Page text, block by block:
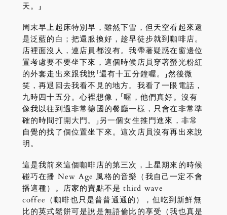
天。」
周末早上起床特別早，雖然下雪，但天空看起來還
是泛藍的白；把還服換好，趁早徒步就到咖啡店。
店裡面沒人，連店員都沒有。我帶著疑惑在窗邊位
置考慮要不要坐下來，這個時候店員穿著螢光粉紅
的外套走出來跟我說「還有十五分鐘喔。」然後微
笑，再退回去我看不見的地方。我看了一眼電話，
九時四十五分。心裡想像，「喔，他們真好。沒有
像我以往到過非常德國的餐廳一樣，只會在非常準
確的時間打開大門。」另一個女生推門進來，非常
自覺的找了個位置坐下來。這次店員沒有再出來說
明。
這是我前來這個咖啡店的第三次，上星期來的時候
碰巧在播 New Age 風格的音樂（我自己一定不會
播這種）。店家的賣點不是 third wave
coffee（咖啡也只是普普通通的），但吃到新鮮無
比的英式鬆餅可是說是無語倫比的享受（我也真是